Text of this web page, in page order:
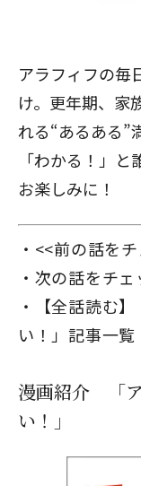
アラフィフの毎
け。更年期、家
れる“あるある”
「わかる！」
お楽しみに！
<<前の話を
次の話をチェ
【全話読む
い！」記事一覧
漫画紹介 「
い！」